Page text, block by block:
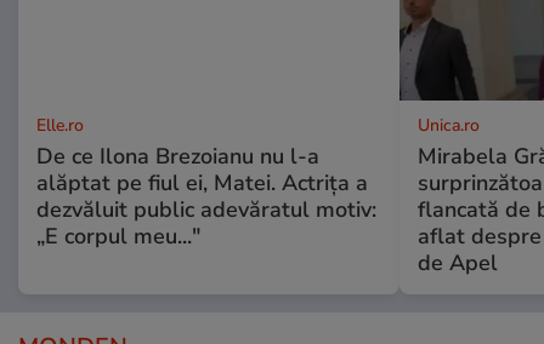
Elle.ro
De ce Ilona Brezoianu nu l-a
alăptat pe fiul ei, Matei. Actrița a
dezvăluit public adevăratul motiv:
„E corpul meu..."
Unica.ro
Mirabela
flancată de
aflat
de Apel